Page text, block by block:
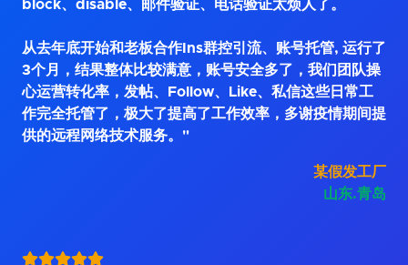
block、disable、邮件验证、电话验证太烦人了。
从去年底开始和老板合作Ins群控引流、账号托管, 运行了
3个月，结果整体比较满意，账号安全多了，我们团队操
心运营转化率，发帖、Follow、Like、私信这些日常工
作完全托管了，极大了提高了工作效率，多谢疫情期间提
供的远程网络技术服务。"
某假发工厂
山东.青岛